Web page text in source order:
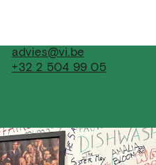
advies@vi.be
+32 2 504 99 05